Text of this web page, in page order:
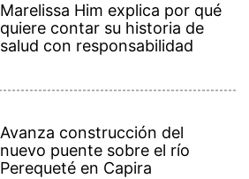
Marelissa Him explica por qué
quiere contar su historia de
salud con responsabilidad
Avanza construcción del
nuevo puente sobre el río
Perequeté en Capira